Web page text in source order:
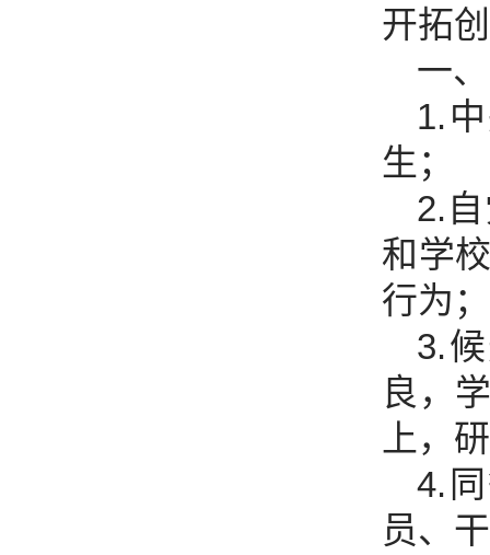
开拓
一
1.
生；
2.
和学
行为；
3.
良，
上，
4.
员、